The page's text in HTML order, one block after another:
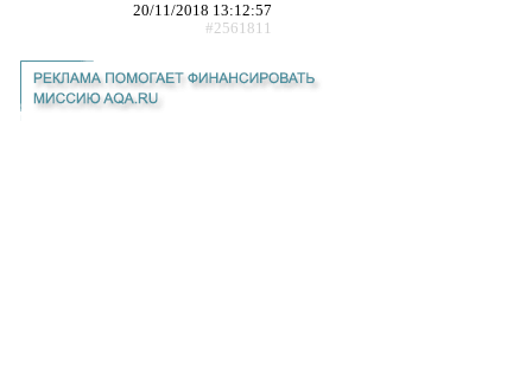
20/11/2018 13:12:57
#2561811